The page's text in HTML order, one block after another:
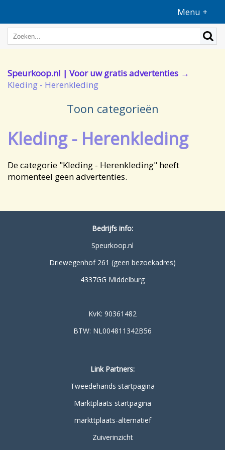
Menu +
Speurkoop.nl | Voor uw gratis advertenties
Kleding - Herenkleding
Toon categorieën
Kleding - Herenkleding
De categorie "Kleding - Herenkleding" heeft
momenteel geen advertenties.
Bedrijfs info:
Speurkoop.nl
Driewegenhof 261 (geen bezoekadres)
4337GG Middelburg
KvK: 90361482
BTW: NL004811342B56
Link Partners:
Tweedehands startpagina
Marktplaats startpagina
markttplaats-alternatief
Zuiverinzicht